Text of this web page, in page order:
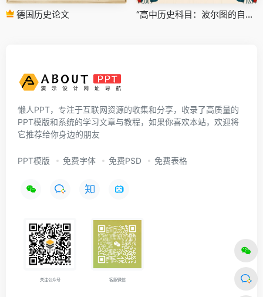
德国历史论文 “高中历史科目：波尔图的自由革命”
懒人PPT，专注于互联网资源的收集和分享，收录了高质量的
PPT模版和系统的学习文章与教程，如果你喜欢本站，欢迎将
它推荐给你身边的朋友
PPT模版 免费字体 免费PSD 免费表格
关注公众号 客服微信